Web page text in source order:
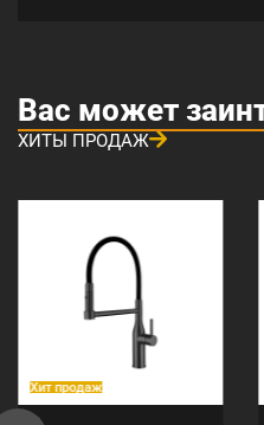
Вас может
ХИТЫ ПРОДАЖ
Хит продаж